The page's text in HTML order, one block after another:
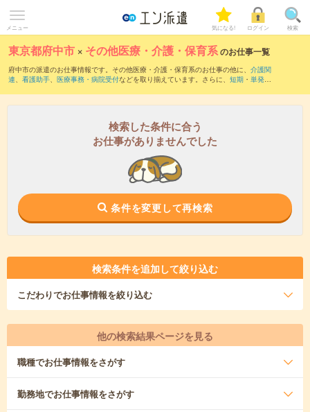
メニュー 気になる! ログイン 検索
東京都府中市 × その他医療・介護・保育系のお仕事一覧
府中市の派遣のお仕事情報です。その他医療・介護・保育系のお仕事の他に、 介護関
連、 看護助手、 医療事務・病院受付などを取り揃えています。さらに、 短期 ・ 単発な
検索した条件に合う
お仕事がありませんでした
条件を変更して再検索
検索条件を追加して絞り込む
こだわりでお仕事情報を絞り込む
他の検索結果ページを見る
職種でお仕事情報をさがす
勤務地でお仕事情報をさがす